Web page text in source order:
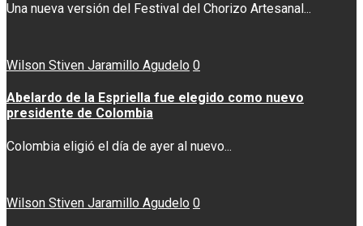
Una nueva versión del Festival del Chorizo Artesanal...
Wilson Stiven Jaramillo Agudelo 0
Abelardo de la Espriella fue elegido como nuevo
presidente de Colombia
Colombia eligió el día de ayer al nuevo...
Wilson Stiven Jaramillo Agudelo 0